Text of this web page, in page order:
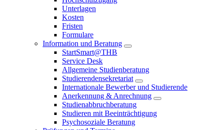
Unterlagen
Kosten
Fristen
Formulare
Information und Beratung
StartSmart@THB
Service Desk
Allgemeine Studienberatung
Studierendensekretariat
Internationale Bewerber und Studierende
Anerkennung & Anrechnung
Studienabbruchberatung
Studieren mit Beeinträchtigung
Psychosoziale Beratung